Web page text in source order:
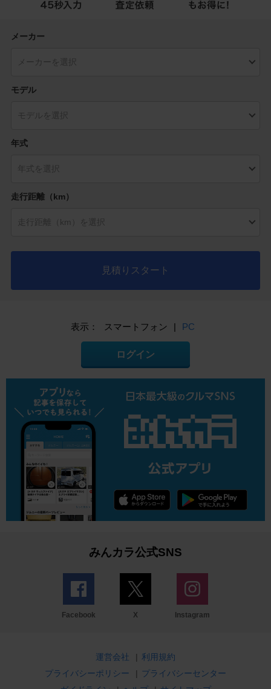
メーカー
モデル
年式
走行距離（km）
見積りスタート
表示： スマートフォン | PC
ログイン
みんカラ公式SNS
Facebook X Instagram
運営会社 | 利用規約
プライバシーポリシー
| プライバシーセンター